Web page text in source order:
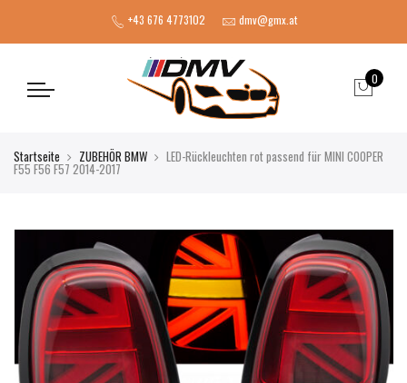
+43 676 4773102 dmv@gmx.at
0
Startseite ZUBEHÖR BMW LED-Rückleuchten rot passend für MINI COOPER
F55 F56 F57 2014-2017